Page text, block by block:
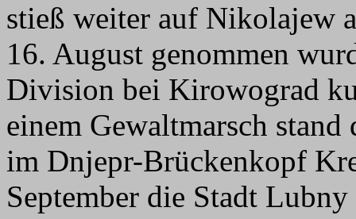
stieß weiter auf Nikolajew
16. August genommen
Division bei Kirowograd
einem Gewaltmarsch
im Dnjepr-Brückenkopf
September die Stadt